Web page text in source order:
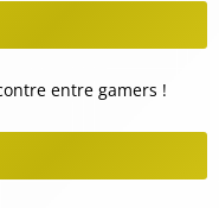
entre gamers !